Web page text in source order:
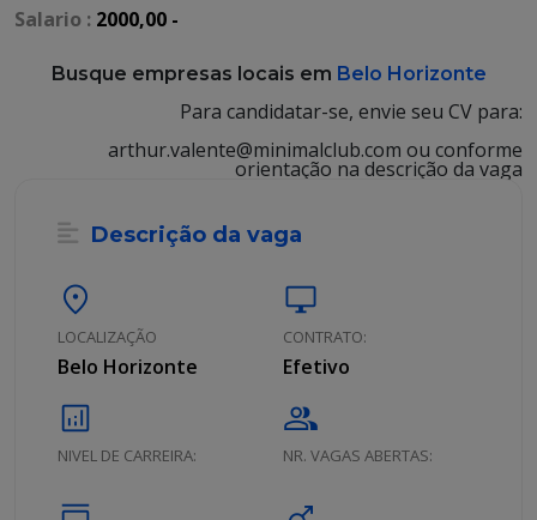
Salario : 2000,00 -
Busque empresas locais em Belo Horizonte
Para candidatar-se, envie seu CV para:
arthur.valente@minimalclub.com ou conforme
orientação na descrição da vaga
Descrição da vaga
location_on
LOCALIZAÇÃO
Belo Horizonte
desktop_windows
CONTRATO:
Efetivo
analytics
NIVEL DE CARREIRA:
group
NR. VAGAS ABERTAS: